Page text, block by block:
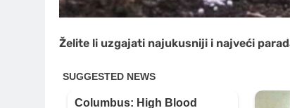
Želite li uzgajati najukusniji i najveći